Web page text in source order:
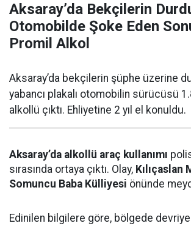
Aksaray’da Bekçilerin
Otomobilde Şoke Eden
Promil Alkol
Aksaray’da bekçilerin şüphe üzerine
yabancı plakalı otomobilin sürücüsü
alkollü çıktı. Ehliyetine 2 yıl el konuldu.
Aksaray’da alkollü araç kullanımı
sırasında ortaya çıktı. Olay, Kılıçaslan
Somuncu Baba Külliyesi önünde
Edinilen bilgilere göre, bölgede